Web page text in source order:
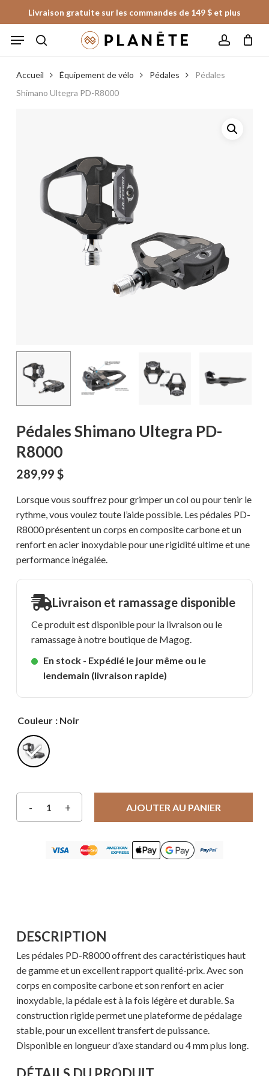
to
main
Livraison gratuite sur les commandes de 149 $ et plus
Menu
Fermer
le
panier
Accueil Équipement de vélo Pédales
Pédales
Shimano Ultegra PD-R8000
Pédales Shimano Ultegra PD-
R8000
289,99 $
Lorsque vous souffrez pour grimper un col ou pour tenir le
rythme, vous voulez toute l’aide possible. Les pédales PD-
R8000 présentent un corps en composite carbone et un
renfort en acier inoxydable pour une rigidité ultime et une
performance inégalée.
Livraison et ramassage disponible
Ce produit est disponible pour la livraison ou le
ramassage à notre boutique de Magog.
En stock - Expédié le jour même ou le
lendemain (livraison rapide)
Couleur : Noir
AJOUTER AU PANIER
DESCRIPTION
Les pédales PD-R8000 offrent des caractéristiques haut
de gamme et un excellent rapport qualité-prix. Avec son
corps en composite carbone et son renfort en acier
inoxydable, la pédale est à la fois légère et durable. Sa
construction rigide permet une plateforme de pédalage
stable, pour un excellent transfert de puissance.
Disponible en longueur d’axe standard ou 4 mm plus long.